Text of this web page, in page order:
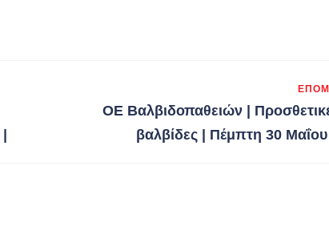
ΟΕ Βαλβιδοπαθειών |
βαλβίδες | Πέμπτη 30